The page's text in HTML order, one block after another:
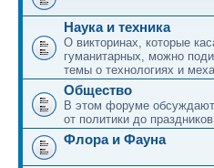
Наука и техника
О викторинах, которые
гуманитарных, можно
темы о технологиях и
Общество
В этом форуме
от политики до
Флора и Фауна